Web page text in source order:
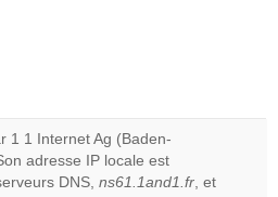
1 1 Internet Ag (Baden-
adresse IP locale est
DNS, ns61.1and1.fr, et